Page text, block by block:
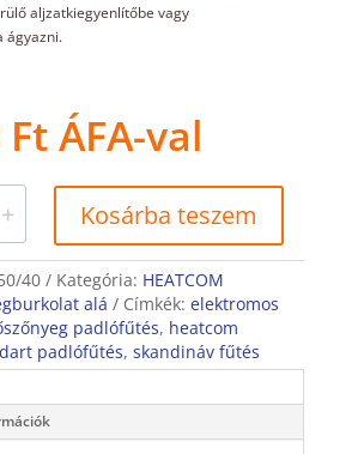
aljzatkiegyenlítőbe vagy
ágyazni.
Ft ÁFA-val
+ Kosárba teszem
40 Kategória: HEATCOM
alá
Címkék: elektromos
padlófűtés, heatcom
padlófűtés, skandináv fűtés